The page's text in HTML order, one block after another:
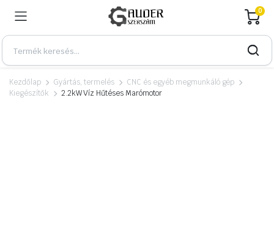
0
Kezdőlap Gyártás, termelés
CNC és egyéb megmunkáló gép
Kiegészítők
2.2kW Víz Hűtéses Marómotor